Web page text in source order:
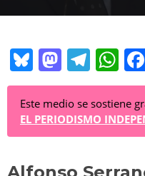
Bl
u
e
sk
y
M
a
st
o
d
T
el
e
gr
a
W
h
at
s
A
Este medio se sostiene
EL PERIODISMO